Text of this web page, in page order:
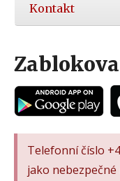
Kontakt
Telefonní číslo
jako